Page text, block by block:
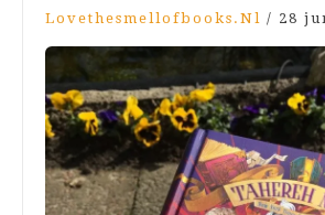
Lovethesmellofbooks.nl / 28